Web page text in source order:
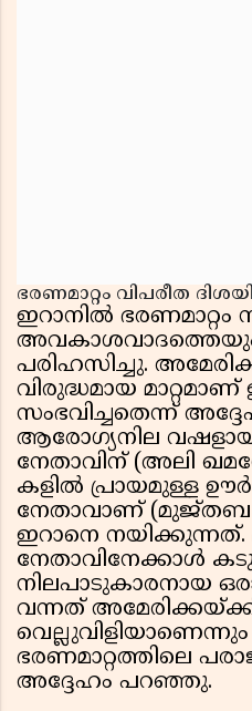
ഭരണമാറ്റം വിപരീത
ഇറാനിൽ ഭരണമാറ്റം
അവകാശവാദത്തെയും
പരിഹസിച്ചു.
വിരുദ്ധമായ
സംഭവിച്ചതെന്ന്
ആരോഗ്യനില
നേതാവിന് (അലി
കളിൽ പ്രായമുള്ള
നേതാവാണ് (മുജ്തബ
ഇറാനെ
നേതാവിനേക്കാൾ
നിലപാടുകാരനായ
വന്നത്
ഭരണമാറ്റത്തിലെ
അദ്ദേഹം പറഞ്ഞു.